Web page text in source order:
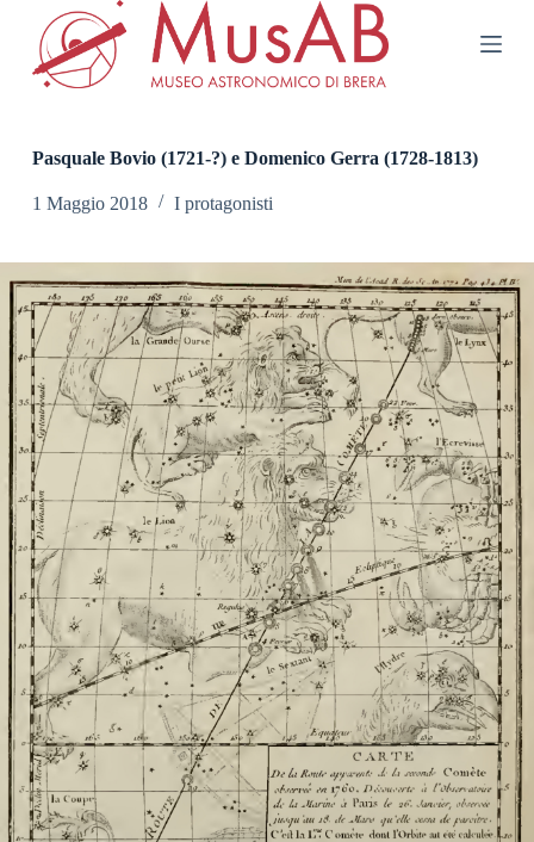
e
n
u
o
Pasquale Bovio (1721-?) e Domenico Gerra (1728-1813)
1 Maggio 2018 I protagonisti